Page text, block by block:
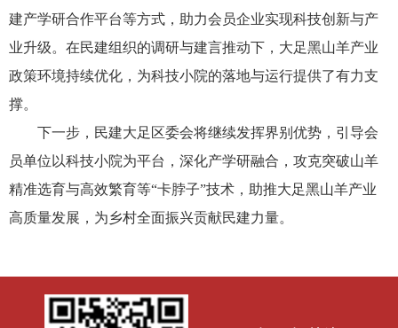
建产学研合作平台等方式，助力会员企业实现科技创新与产
业升级。在民建组织的调研与建言推动下，大足黑山羊产业
政策环境持续优化，为科技小院的落地与运行提供了有力支
撑。
下一步，民建大足区委会将继续发挥界别优势，引导会
员单位以科技小院为平台，深化产学研融合，攻克突破山羊
精准选育与高效繁育等“卡脖子”技术，助推大足黑山羊产业
高质量发展，为乡村全面振兴贡献民建力量。